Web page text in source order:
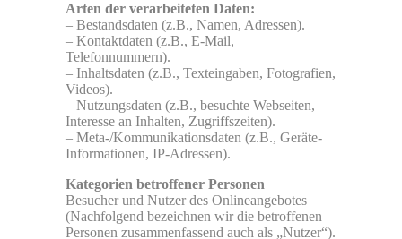
Arten der verarbeiteten Daten:
– Bestandsdaten (z.B., Namen, Adressen).
– Kontaktdaten (z.B., E-Mail,
Telefonnummern).
– Inhaltsdaten (z.B., Texteingaben, Fotografien,
Videos).
– Nutzungsdaten (z.B., besuchte Webseiten,
Interesse an Inhalten, Zugriffszeiten).
– Meta-/Kommunikationsdaten (z.B., Geräte-
Informationen, IP-Adressen).
Kategorien betroffener Personen
Besucher und Nutzer des Onlineangebotes
(Nachfolgend bezeichnen wir die betroffenen
Personen zusammenfassend auch als „Nutzer“).